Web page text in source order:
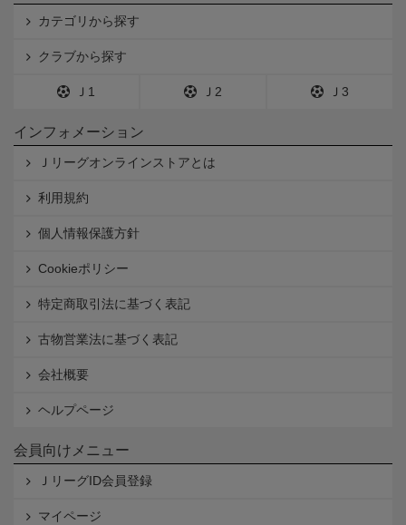
カテゴリから探す
クラブから探す
Ｊ1 Ｊ2 Ｊ3
インフォメーション
Ｊリーグオンラインストアとは
利用規約
個人情報保護方針
Cookieポリシー
特定商取引法に基づく表記
古物営業法に基づく表記
会社概要
ヘルプページ
会員向けメニュー
ＪリーグID会員登録
マイページ